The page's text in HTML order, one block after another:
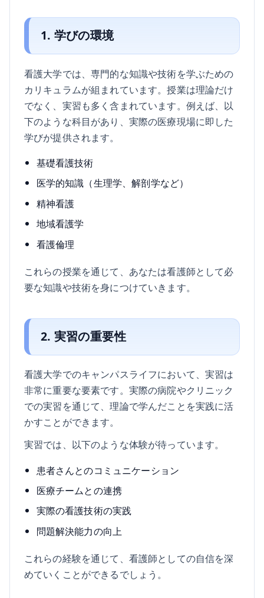
1. 学びの環境
看護大学では、専門的な知識や技術を学ぶための
カリキュラムが組まれています。授業は理論だけ
でなく、実習も多く含まれています。例えば、以
下のような科目があり、実際の医療現場に即した
学びが提供されます。
基礎看護技術
医学的知識（生理学、解剖学など）
精神看護
地域看護学
看護倫理
これらの授業を通じて、あなたは看護師として必
要な知識や技術を身につけていきます。
2. 実習の重要性
看護大学でのキャンパスライフにおいて、実習は
非常に重要な要素です。実際の病院やクリニック
での実習を通じて、理論で学んだことを実践に活
かすことができます。
実習では、以下のような体験が待っています。
患者さんとのコミュニケーション
医療チームとの連携
実際の看護技術の実践
問題解決能力の向上
これらの経験を通じて、看護師としての自信を深
めていくことができるでしょう。